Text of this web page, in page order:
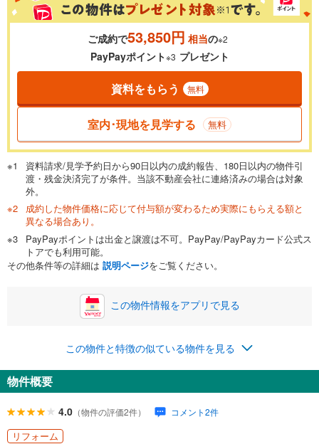
0.01%
一般的には最長35年まで借り入れ可能です。多くの金融機関
が完済時の年齢は80歳までを条件としています。
閉じる
頭金 万円
0万円 3,590万円
自己資金から住宅購入にかけられる金額を入力してくださ
い。一般的には物件価格の2割までが目安です。
閉じる
ボーナス
万円
0円
ナス時の増額分（1回分）を入力してください。
ボーナス払いの限度額は金融機関によって異なります。
閉じる
月々の返済額
ローン返済額 93,191円（頭金比率 0%）
＋管理費
ご成約で53,850円 相当の※2
PayPayポイント※3 プレゼント
資料をもらう 無料
室内･現地を見学する 無料
資料請求/見学予約日から90日以内の成約報告、180日以内の物件引
渡・残金決済完了が条件。当該不動産会社に連絡済みの場合は対象
外。
成約した物件価格に応じて付与額が変わるため実際にもらえる額と
異なる場合あり。
PayPayポイントは出金と譲渡は不可。PayPay/PayPayカード公式ス
トアでも利用可能。
その他条件等の詳細は 説明ページをご覧ください。
この物件情報をアプリで見る
この物件と特徴の似ている物件を見る
物件概要
4.0 （物件の評価2件） コメント2件
リフォーム